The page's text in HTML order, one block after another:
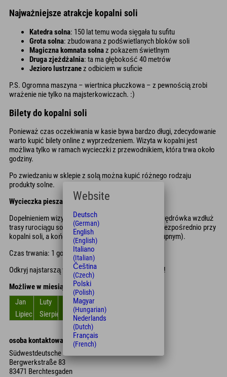
Najważniejsze atrakcje kopalni soli
Katedra solna: 150 lat temu woda sięgała tu sufitu
Grota solna: zbudowana z podświetlanych bloków soli
Magiczna komnata solnaz pokazem świetlnym
Druga zjeżdżalnia: ta ma głębokość 40 metrów
Jezioro lustrzanez odbiciem w suficie
P.S. Ogromna maszyna – wiertnica płuczkowa – z pewnością zrobi
wrażenie nie tylko na majsterkowiczach. :)
Bilety do kopalni soli
Ponieważ czas oczekiwania w kasie bywa bardzo długi, zdecydowanie
warto kupić bilety online z wyprzedzeniem. Wizyta w kopalni jest
możliwa tylko w ramach wycieczki z przewodnikiem, która trwa około
godziny.
Po zwiedzaniu w sklepie z solą można kupić różnego rodzaju
produkty solne.
Wycieczka piesza jako dodatek:
Dopełnieniem wizyty w kopalni soli jest tematyczna wędrówka wzdłuż
trasy rurociągu solankowego. Rozpoczyna się ona bezpośrednio przy
kopalni soli, a kończy na placu Salinenplatz (Placu Żupnym).
Czas trwania: 1 godzina
Odkryj najstarszą w Niemczech czynną kopalnię soli!
Możliwe w miesiącach
Jan
Luty Zniszczyćkwiecień
Lipiec
Sierpień WrzesieńPaździernik
osoba kontaktowa
Südwestdeutsche Salzwerke AG
Bergwerkstraße 83
83471 Berchtesgaden
Website
Deutsch
(German)
English
(English)
Italiano
(Italian)
Čeština
(Czech)
Polski
(Polish)
Magyar
(Hungarian)
Nederlands
(Dutch)
Français
(French)